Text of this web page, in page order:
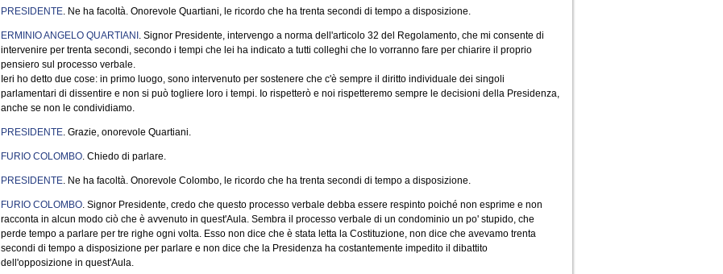
PRESIDENTE. Ne ha facoltà. Onorevole Quartiani, le ricordo che ha trenta secondi di tempo a disposizione.
ERMINIO ANGELO QUARTIANI . Signor Presidente, intervengo a norma dell'articolo 32 del Regolamento, che mi consente di
intervenire per trenta secondi, secondo i tempi che lei ha indicato a tutti colleghi che lo vorranno fare per chiarire il proprio
pensiero sul processo verbale.
Ieri ho detto due cose: in primo luogo, sono intervenuto per sostenere che c'è sempre il diritto individuale dei singoli
parlamentari di dissentire e non si può togliere loro i tempi. Io rispetterò e noi rispetteremo sempre le decisioni della Presidenza,
anche se non le condividiamo.
PRESIDENTE. Grazie, onorevole Quartiani.
FURIO COLOMBO. Chiedo di parlare.
PRESIDENTE. Ne ha facoltà. Onorevole Colombo, le ricordo che ha trenta secondi di tempo a disposizione.
FURIO COLOMBO. Signor Presidente, credo che questo processo verbale debba essere respinto poiché non esprime e non
racconta in alcun modo ciò che è avvenuto in quest'Aula. Sembra il processo verbale di un condominio un po' stupido, che
perde tempo a parlare per tre righe ogni volta. Esso non dice che è stata letta la Costituzione, non dice che avevamo trenta
secondi di tempo a disposizione per parlare e non dice che la Presidenza ha costantemente impedito il dibattito
dell'opposizione in quest'Aula.